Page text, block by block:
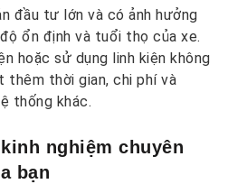
đầu tư lớn và có ảnh hưởng
ổn định và tuổi thọ của xe.
hoặc sử dụng linh kiện không
thêm thời gian, chi phí và
thống khác.
nghiệm chuyên
bạn